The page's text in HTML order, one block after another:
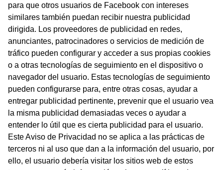
para que otros usuarios de Facebook con intereses
similares también puedan recibir nuestra publicidad
dirigida. Los proveedores de publicidad en redes,
anunciantes, patrocinadores o servicios de medición de
tráfico pueden configurar y acceder a sus propias cookies
o a otras tecnologías de seguimiento en el dispositivo o
navegador del usuario. Estas tecnologías de seguimiento
pueden configurarse para, entre otras cosas, ayudar a
entregar publicidad pertinente, prevenir que el usuario vea
la misma publicidad demasiadas veces o ayudar a
entender lo útil que es cierta publicidad para el usuario.
Este Aviso de Privacidad no se aplica a las prácticas de
terceros ni al uso que dan a la información del usuario, por
ello, el usuario debería visitar los sitios web de estos